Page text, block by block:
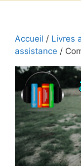
Accueil / Livres
assistance /